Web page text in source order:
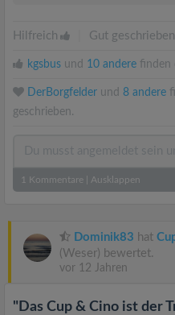
Hilfreich Gut geschrieben
kgsbus und 10 andere finden
DerBorgfelder und 8 andere
geschrieben.
1 Kommentare Ausklappen
Dominik83 hat
(Weser) bewertet.
vor 12 Jahren
"Das Cup & Cino ist der